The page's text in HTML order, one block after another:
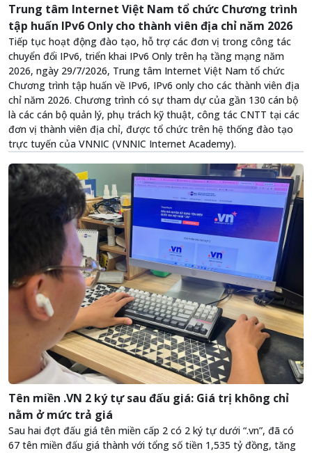
Trung tâm Internet Việt Nam tổ chức Chương trình
tập huấn IPv6 Only cho thành viên địa chỉ năm 2026
Tiếp tục hoạt động đào tạo, hỗ trợ các đơn vị trong công tác
chuyển đổi IPv6, triển khai IPv6 Only trên hạ tầng mạng năm
2026, ngày 29/7/2026, Trung tâm Internet Việt Nam tổ chức
Chương trình tập huấn về IPv6, IPv6 only cho các thành viên địa
chỉ năm 2026. Chương trình có sự tham dự của gần 130 cán bộ
là các cán bộ quản lý, phụ trách kỹ thuật, công tác CNTT tại các
đơn vị thành viên địa chỉ, được tổ chức trên hệ thống đào tạo
trực tuyến của VNNIC (VNNIC Internet Academy).
Tên miền .VN 2 ký tự sau đấu giá: Giá trị không chỉ
nằm ở mức trả giá
Sau hai đợt đấu giá tên miền cấp 2 có 2 ký tự dưới “.vn”, đã có
67 tên miền đấu giá thành với tổng số tiền 1,535 tỷ đồng, tăng